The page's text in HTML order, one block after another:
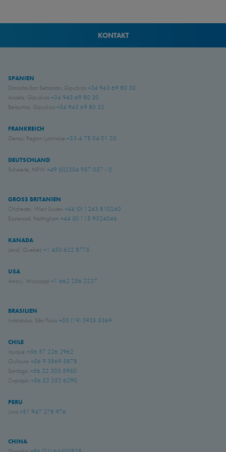
KONTAKT
SPANIEN
Donostia-San Sebastián, Gipuzkoa +34 943 69 80 30
Anoeta, Gipuzkoa +34 943 69 80 30
Belauntza, Gipuzkoa +34 943 69 80 33
FRANKREICH
Genas, Region Lyonnaise +33-4 78 04 01 25
DEUTSCHLAND
Schwerte, NRW +49 (0)2304 957 057 - 0
GROSS BRITANIEN
Chichester, West Sussex +44 (0) 1243 810240
Eastwood, Nottingham +44 (0) 115 9324046
KANADA
Laval, Quebec+1 450 622 8775
USA
Amory, Mississippi +1 662 256 2227
BRASILIEN
Indaiatuba, São Paulo +55 (19) 3935 5369
CHILE
Iquique: +56 57 226 2962
Quilicura: +56 9 3869 5878
Santiago: +56 22 303 5950
Copiapó: +56 52 252 6290
PERU
Lima +51 947 278 976
CHINA